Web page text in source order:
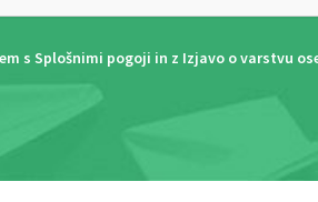
s Splošnimi pogoji in z Izjavo o varstvu